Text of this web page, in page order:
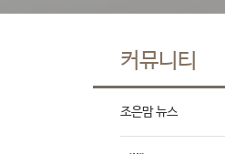
커뮤니티
조은맘 뉴스